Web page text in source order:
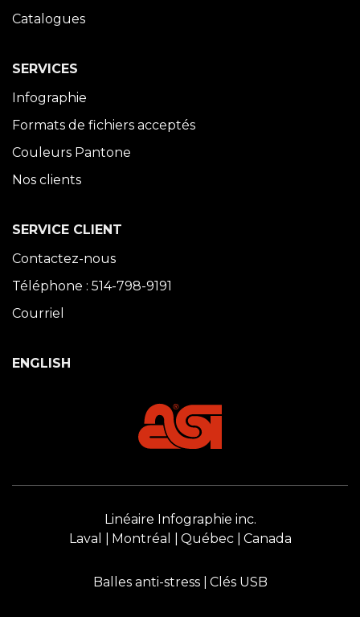
Catalogues
SERVICES
Infographie
Formats de fichiers acceptés
Couleurs Pantone
Nos clients
SERVICE CLIENT
Contactez-nous
Téléphone : 514-798-9191
Courriel
ENGLISH
Linéaire Infographie inc.
Laval
Montréal Québec Canada
Balles anti-stress Clés USB